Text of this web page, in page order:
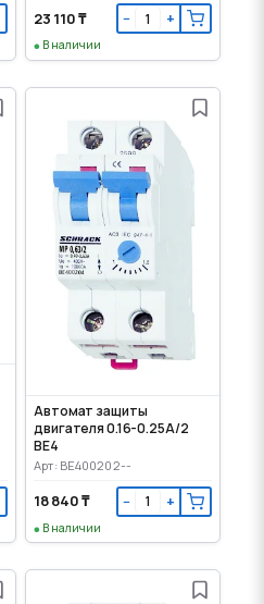
23 110 ₸ − +
В наличии
Автомат защиты
двигателя 0.16-0.25А/2
BE4
Арт: BE400202--
18 840 ₸ − +
В наличии